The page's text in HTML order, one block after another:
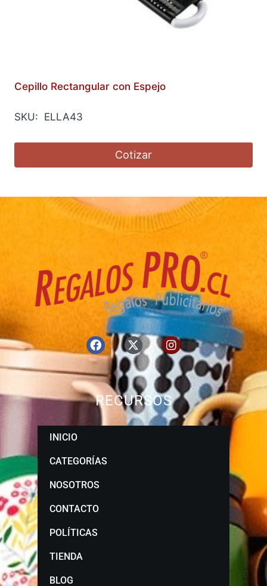
Cepillo Rectangular con Espejo
SKU: ELLA43
Cotizar
RECURSOS
INICIO
CATEGORÍAS
NOSOTROS
CONTACTO
POLÍTICAS
TIENDA
BLOG